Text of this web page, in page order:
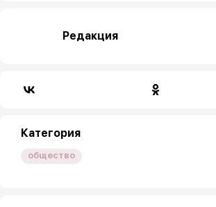
Редакция
Категория
общество